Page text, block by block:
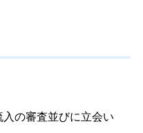
の審査並びに立会い